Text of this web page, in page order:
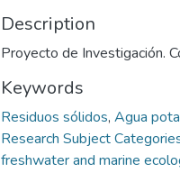
Description
Proyecto de Investigación.
Keywords
Residuos sólidos, Agua
Research Subject
freshwater and marine